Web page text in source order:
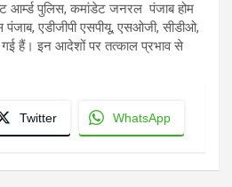
आर्म्ड पुलिस, कमांडेट जनरल पंजाब होम
पंजाब, एडीजीपी एसपीयू, एसओजी, सीडीओ,
हैं। इन आदेशों पर तत्काल प्रभाव से
Twitter WhatsApp